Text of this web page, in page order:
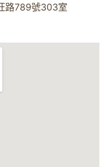
路789號303室